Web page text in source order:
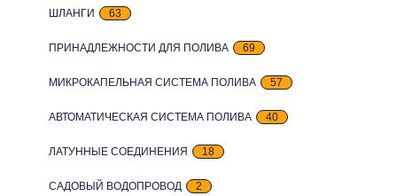
ШЛАНГИ 63
ПРИНАДЛЕЖНОСТИ ДЛЯ ПОЛИВА 69
МИКРОКАПЕЛЬНАЯ СИСТЕМА ПОЛИВА 57
АВТОМАТИЧЕСКАЯ СИСТЕМА ПОЛИВА 40
ЛАТУННЫЕ СОЕДИНЕНИЯ 18
САДОВЫЙ ВОДОПРОВОД 2